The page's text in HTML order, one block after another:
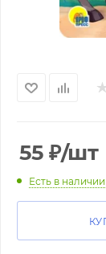
55 ₽/шт
Есть в наличии